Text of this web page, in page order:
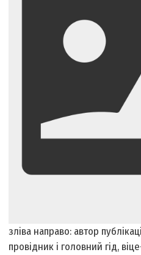
зліва направо: автор
провідник і головний гід,